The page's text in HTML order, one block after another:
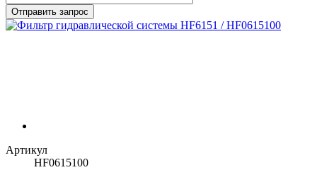
Артикул
HF0615100